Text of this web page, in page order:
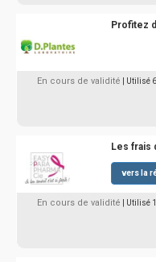
Profitez
En cours de validité | Utilisé
Les frais
vers la
En cours de validité | Utilisé